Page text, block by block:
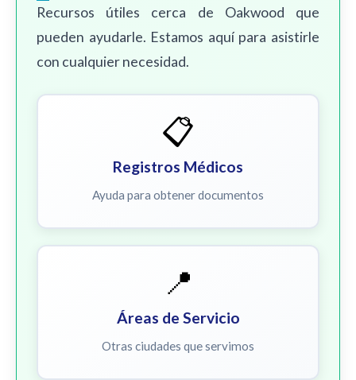
Recursos útiles cerca de Oakwood que
pueden ayudarle. Estamos aquí para asistirle
con cualquier necesidad.
📋
Registros Médicos
Ayuda para obtener documentos
📍
Áreas de Servicio
Otras ciudades que servimos